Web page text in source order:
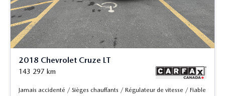
2018 Chevrolet Cruze LT
143 297 km
Jamais accidenté / Sièges chauffants / Régulateur de vitesse / Fiable